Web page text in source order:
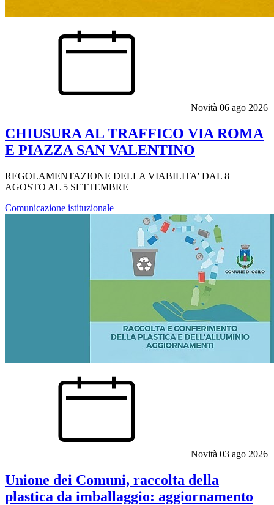
Novità 06 ago 2026
CHIUSURA AL TRAFFICO VIA ROMA
E PIAZZA SAN VALENTINO
REGOLAMENTAZIONE DELLA VIABILITA' DAL 8
AGOSTO AL 5 SETTEMBRE
Comunicazione istituzionale
Novità 03 ago 2026
Unione dei Comuni, raccolta della
plastica da imballaggio: aggiornamento